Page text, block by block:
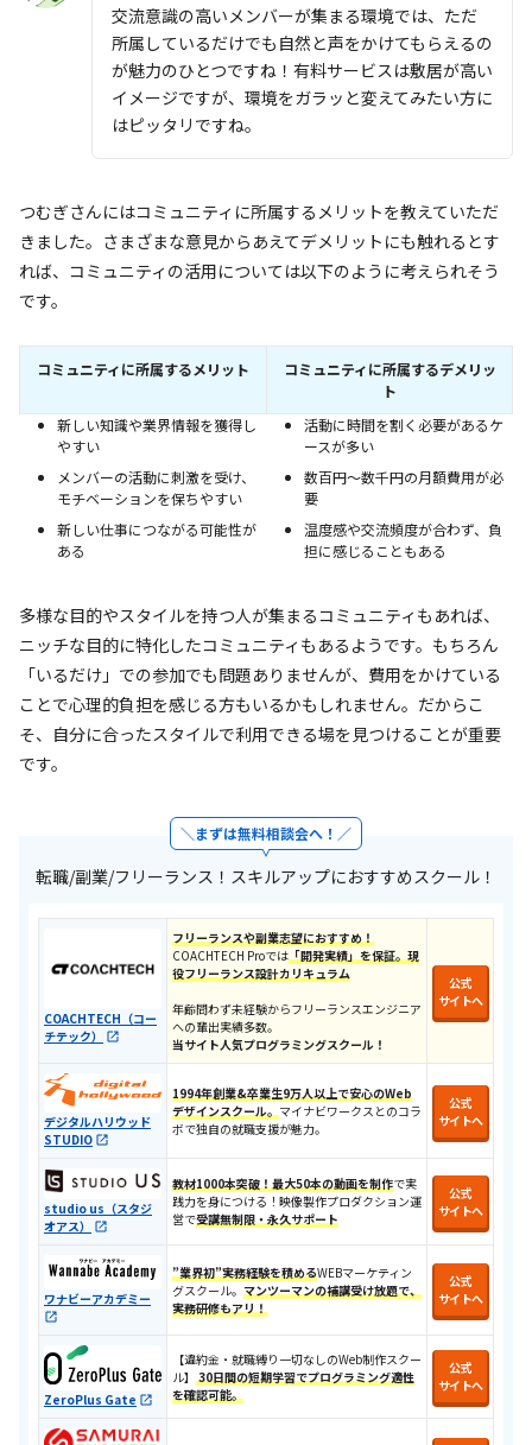
交流意識の高いメンバーが集まる環境では、ただ
所属しているだけでも自然と声をかけてもらえるの
が魅力のひとつですね！有料サービスは敷居が高い
イメージですが、環境をガラッと変えてみたい方に
はピッタリですね。
つむぎさんにはコミュニティに所属するメリットを教えていただ
きました。さまざまな意見からあえてデメリットにも触れるとす
れば、コミュニティの活用については以下のように考えられそう
です。
コミュニティに所属するメリット
コミュニティに所属するデメリッ
ト
新しい知識や業界情報を獲得し
やすい
メンバーの活動に刺激を受け、
モチベーションを保ちやすい
新しい仕事につながる可能性が
ある
活動に時間を割く必要があるケ
ースが多い
数百円～数千円の月額費用が必
要
温度感や交流頻度が合わず、負
担に感じることもある
多様な目的やスタイルを持つ人が集まるコミュニティもあれば、
ニッチな目的に特化したコミュニティもあるようです。もちろん
「いるだけ」での参加でも問題ありませんが、費用をかけている
ことで心理的負担を感じる方もいるかもしれません。だからこ
そ、自分に合ったスタイルで利用できる場を見つけることが重要
です。
まずは無料相談会へ！
転職/副業/フリーランス！スキルアップにおすすめスクール！
COACHTECH（コー
チテック）
フリーランスや副業志望におすすめ！
COACHTECH Proでは「開発実績」を保証。現
役フリーランス設計カリキュラム
年齢問わず未経験からフリーランスエンジニア
への輩出実績多数。
当サイト人気プログラミングスクール！
公式
サイトへ
デジタルハリウッド
STUDIO
1994年創業&卒業生9万人以上で安心のWeb
デザインスクール。マイナビワークスとのコラ
ボで独自の就職支援が魅力。
公式
サイトへ
studio us（スタジ
オアス）
教材1000本突破！最大50本の動画を制作で実
践力を身につける​！​映像製作プロダクション運
営で受講無制限・永久サポート
公式
サイトへ
ワナビーアカデミー
”業界初”実務経験を積めるWEBマーケティン
グスクール。 マンツーマンの補講受け放題で、
実務研修もアリ！
公式
サイトへ
ZeroPlus Gate
【違約金・就職縛り一切なしのWeb制作スクー
ル】 30日間の短期学習でプログラミング適性
を確認可能。
公式
サイトへ